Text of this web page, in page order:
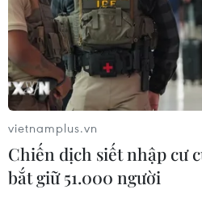
Ông Kim Sang-sik trăn trở
hàng phòng ngự trước bán kết
ASEAN Cup?
08/08/2026 00:13
ASEAN Cup 2026: Truyền
châu Á ca ngợi chiến thắng
vietnamplus.vn
Chiến dịch siết nhập cư
bắt giữ 51.000 người